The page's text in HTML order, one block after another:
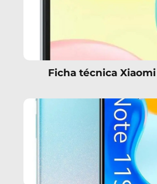
Ficha técnica